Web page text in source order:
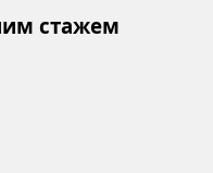
стажем